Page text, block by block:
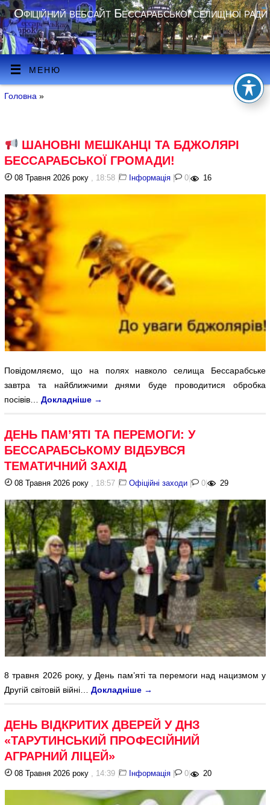
Офіційний вебсайт Бессарабської селищної ради
МЕНЮ
Головна »
ШАНОВНІ МЕШКАНЦІ ТА БДЖОЛЯРІ
БЕССАРАБСЬКОЇ ГРОМАДИ!
08 Травня 2026 року , 18:58 | Інформація | 0 | 16
Повідомляємо, що на полях навколо селища Бессарабське
завтра та найближчими днями буде проводитися обробка
посівів…Докладніше →
ДЕНЬ ПАМ’ЯТІ ТА ПЕРЕМОГИ: У
БЕССАРАБСЬКОМУ ВІДБУВСЯ
ТЕМАТИЧНИЙ ЗАХІД
08 Травня 2026 року , 18:57 | Офіційні заходи | 0| 29
8 травня 2026 року, у День пам’яті та перемоги над нацизмом у
Другій світовій війні…Докладніше →
ДЕНЬ ВІДКРИТИХ ДВЕРЕЙ У ДНЗ
«ТАРУТИНСЬКИЙ ПРОФЕСІЙНИЙ
АГРАРНИЙ ЛІЦЕЙ»
08 Травня 2026 року , 14:39 | Інформація | 0 | 20